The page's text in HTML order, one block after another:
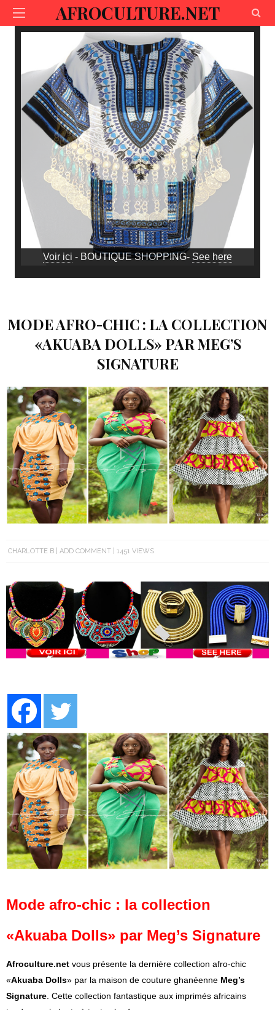
AFROCULTURE.NET
Voir ici - BOUTIQUE SHOPPING- See here
MODE AFRO-CHIC : LA COLLECTION
«AKUABA DOLLS» PAR MEG’S
SIGNATURE
CHARLOTTE B ADD COMMENT 1451 VIEWS
Mode afro-chic : la collection
«Akuaba Dolls» par Meg’s Signature
Afroculture.net vous présente la dernière collection afro-chic
«Akuaba Dolls» par la maison de couture ghanéenne Meg’s
Signature. Cette collection fantastique aux imprimés africains